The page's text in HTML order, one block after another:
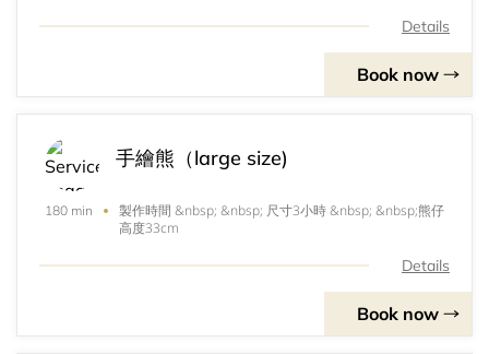
Details
Book now
手繪熊（large size)
180 min
製作時間 &nbsp; &nbsp; 尺寸3小時 &nbsp; &nbsp;熊仔
高度33cm
Details
Book now